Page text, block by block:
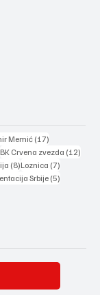
Memić (17)
13 posts
BK Crvena zvezda (12)
(8)8 posts
Loznica (7)
Srbije (5)